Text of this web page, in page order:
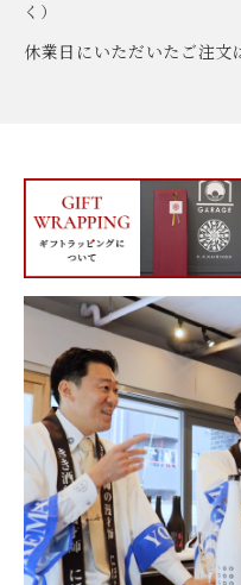
く）
休業日にいただいたご注文